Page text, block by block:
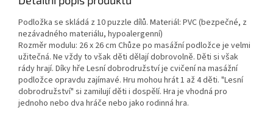
Podložka se skládá z 10 puzzle dílů. Materiál: PVC (bezpečné, z
nezávadného materiálu, hypoalergenní)
Rozměr modulu: 26 x 26 cm Chůze po masážní podložce je velmi
užitečná. Ne vždy to však děti dělají dobrovolně. Děti si však
rády hrají. Díky hře Lesní dobrodružství je cvičení na masážní
podložce opravdu zajímavé. Hru mohou hrát 1 až 4 děti. "Lesní
dobrodružství" si zamilují děti i dospělí. Hra je vhodná pro
jednoho nebo dva hráče nebo jako rodinná hra.